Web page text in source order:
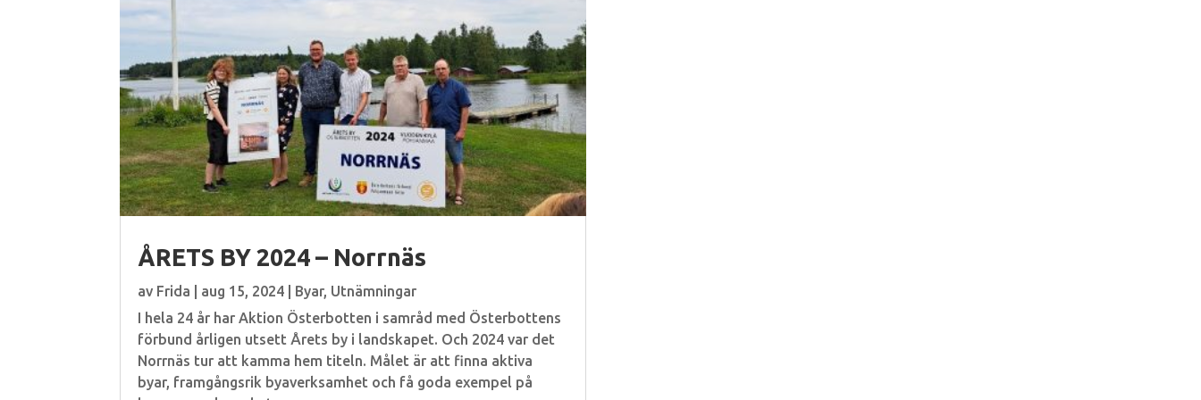
ÅRETS BY 2024 – Norrnäs
av Frida aug 15, 2024 Byar, Utnämningar
I hela 24 år har Aktion Österbotten i samråd med Österbottens
förbund årligen utsett Årets by i landskapet. Och 2024 var det
Norrnäs tur att kamma hem titeln. Målet är att finna aktiva
byar, framgångsrik byaverksamhet och få goda exempel på